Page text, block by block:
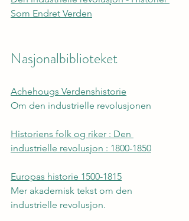
Som Endret Verden
Nasjonalbiblioteket
Achehougs Verdenshistorie
Om den industrielle revolusjonen
Historiens folk og riker : Den
industrielle revolusjon : 1800-1850
Europas historie 1500-1815
Mer akademisk tekst om den
industrielle revolusjon.